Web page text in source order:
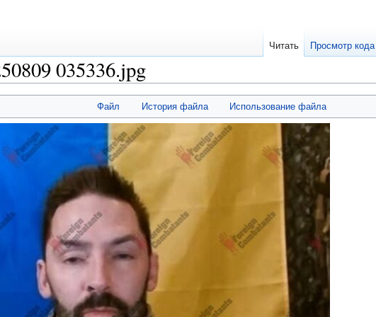
035336.jpg
Файл История файла Использование файла
Читать Просмотр кода